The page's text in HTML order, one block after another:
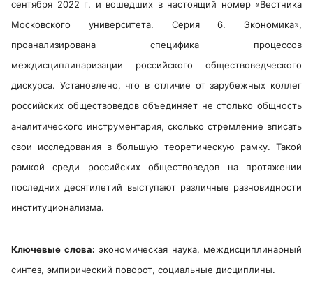
сентября 2022 г. и вошедших в настоящий номер «Вестника
Московского университета. Серия 6. Экономика»,
проанализирована специфика процессов
междисциплинаризации российского обществоведческого
дискурса. Установлено, что в отличие от зарубежных коллег
российских обществоведов объединяет не столько общность
аналитического инструментария, сколько стремление вписать
свои исследования в большую теоретическую рамку. Такой
рамкой среди российских обществоведов на протяжении
последних десятилетий выступают различные разновидности
институционализма.
Ключевые слова: экономическая наука, междисциплинарный
синтез, эмпирический поворот, социальные дисциплины.